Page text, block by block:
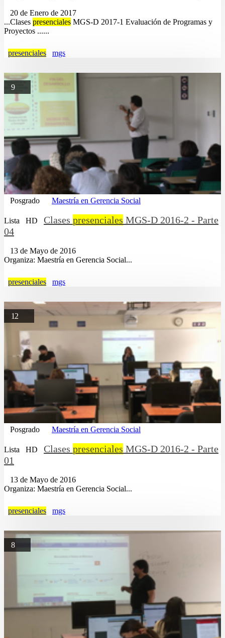
20 de Enero de 2017
...Clases presenciales MGS-D 2017-1 Evaluación de Programas y
Proyectos ......
presenciales mgs
9
Posgrado Maestría en Gerencia Social
Lista HD Clases presenciales MGS-D 2016-2 - Parte
04
13 de Mayo de 2016
Organiza: Maestría en Gerencia Social...
presenciales mgs
12
Posgrado Maestría en Gerencia Social
Lista HD Clases presenciales MGS-D 2016-2 - Parte
01
13 de Mayo de 2016
Organiza: Maestría en Gerencia Social...
presenciales mgs
8